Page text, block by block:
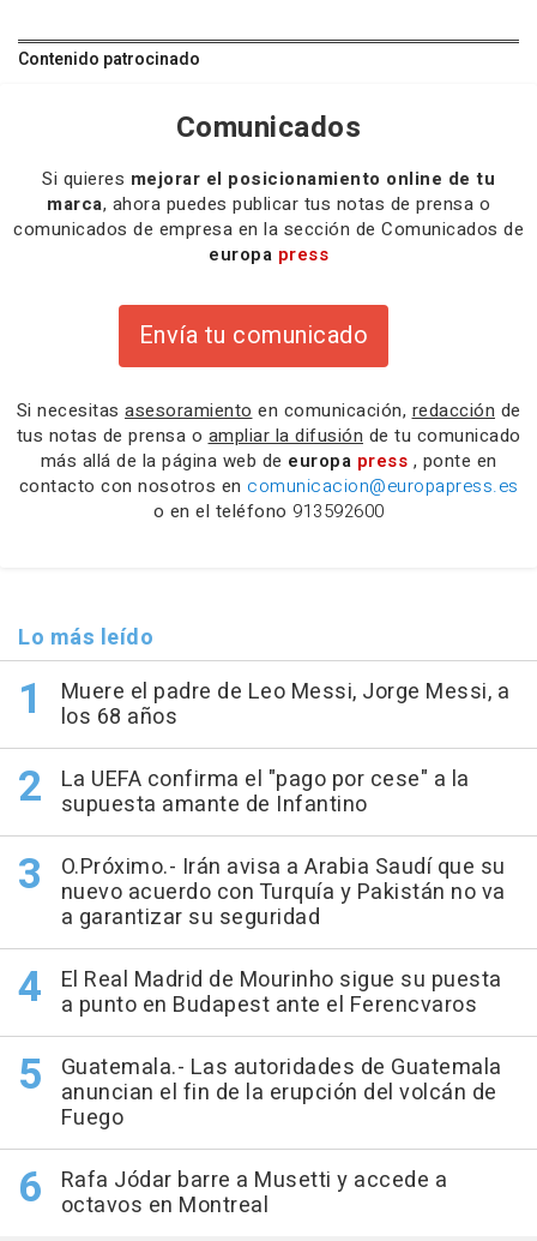
Contenido patrocinado
Comunicados
Si quieres mejorar el posicionamiento online de tu
marca, ahora puedes publicar tus notas de prensa o
comunicados de empresa en la sección de Comunicados de
europa press
Envía tu comunicado
Si necesitas asesoramiento en comunicación, redacción de
tus notas de prensa o ampliar la difusión de tu comunicado
más allá de la página web de europa press , ponte en
contacto con nosotros en comunicacion@europapress.es
o en el teléfono 913592600
Lo más leído
Muere el padre de Leo Messi, Jorge Messi, a
los 68 años
La UEFA confirma el "pago por cese" a la
supuesta amante de Infantino
O.Próximo.- Irán avisa a Arabia Saudí que su
nuevo acuerdo con Turquía y Pakistán no va
a garantizar su seguridad
El Real Madrid de Mourinho sigue su puesta
a punto en Budapest ante el Ferencvaros
Guatemala.- Las autoridades de Guatemala
anuncian el fin de la erupción del volcán de
Fuego
Rafa Jódar barre a Musetti y accede a
octavos en Montreal